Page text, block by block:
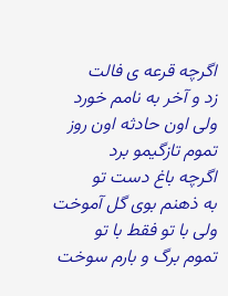
اگرچه قرعه ی فالت
زد و آخر به نامم خورد
ولی اون حادثه اون روز
تموم تازگیمو برد
اگرچه باغ دست تو
به ذهنم بوی گل آموخت
ولی با تو فقط با تو
تموم برگ و بارم سوخت